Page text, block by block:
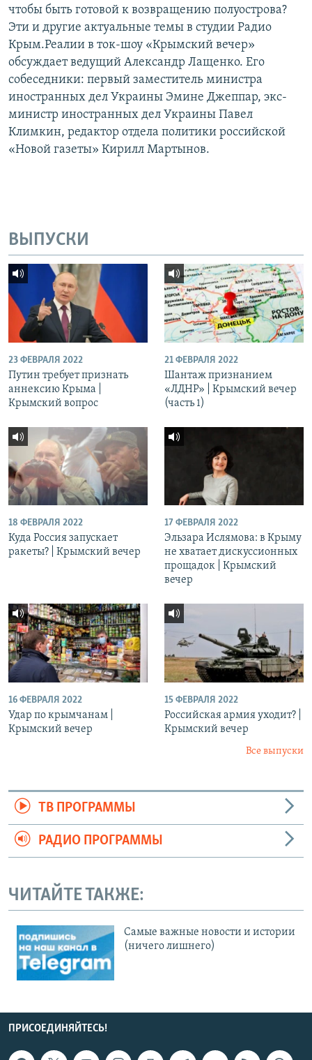
чтобы быть готовой к возвращению полуострова?
Эти и другие актуальные темы в студии Радио
Крым.Реалии в ток-шоу «Крымский вечер»
обсуждает ведущий Александр Лащенко. Его
собеседники: первый заместитель министра
иностранных дел Украины Эмине Джеппар, экс-
министр иностранных дел Украины Павел
Климкин, редактор отдела политики российской
«Новой газеты» Кирилл Мартынов.
ВЫПУСКИ
23 ФЕВРАЛЯ 2022
Путин требует признать
аннексию Крыма |
Крымский вопрос
21 ФЕВРАЛЯ 2022
Шантаж признанием
«ЛДНР» | Крымский вечер
(часть 1)
18 ФЕВРАЛЯ 2022
Куда Россия запускает
ракеты? | Крымский вечер
17 ФЕВРАЛЯ 2022
Эльзара Ислямова: в Крыму
не хватает дискуссионных
прощадок | Крымский
вечер
16 ФЕВРАЛЯ 2022
Удар по крымчанам |
Крымский вечер
15 ФЕВРАЛЯ 2022
Российская армия уходит? |
Крымский вечер
Все выпуски
ТВ ПРОГРАММЫ
РАДИО ПРОГРАММЫ
ЧИТАЙТЕ ТАКЖЕ:
Cамые важные новости и истории
(ничего лишнего)
ПРИСОЕДИНЯЙТЕСЬ!